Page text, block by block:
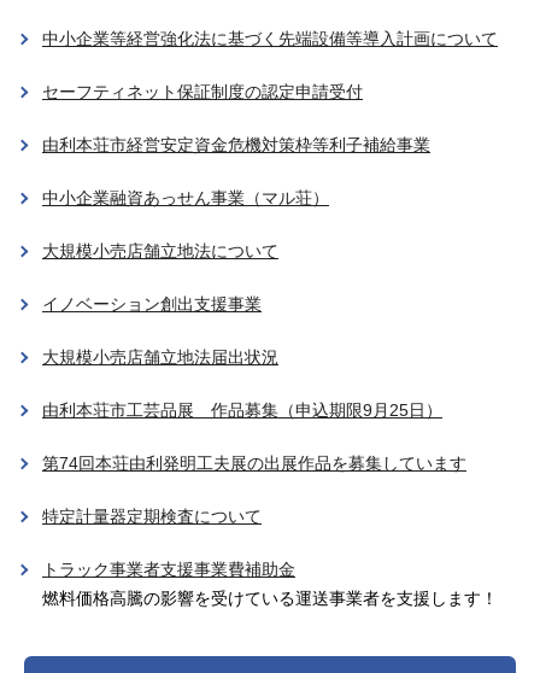
中小企業等経営強化法に基づく先端設備等導入計画について
セーフティネット保証制度の認定申請受付
由利本荘市経営安定資金危機対策枠等利子補給事業
中小企業融資あっせん事業（マル荘）
大規模小売店舗立地法について
イノベーション創出支援事業
大規模小売店舗立地法届出状況
由利本荘市工芸品展 作品募集（申込期限9月25日）
第74回本荘由利発明工夫展の出展作品を募集しています
特定計量器定期検査について
トラック事業者支援事業費補助金
燃料価格高騰の影響を受けている運送事業者を支援します！